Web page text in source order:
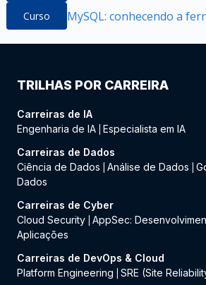
Curso MySQL: conhecendo a
TRILHAS POR CARREIRA
Carreiras de IA
Engenharia de IA Especialista em IA
Carreiras de Dados
Ciência de Dados
Análise de Dados
Dados
Carreiras de Cyber
Cloud Security AppSec:
Aplicações
Carreiras de DevOps & Cloud
Platform Engineering
SRE (Site